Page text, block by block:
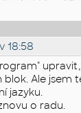
18:58
Ale jsem
jazyku.
o radu.